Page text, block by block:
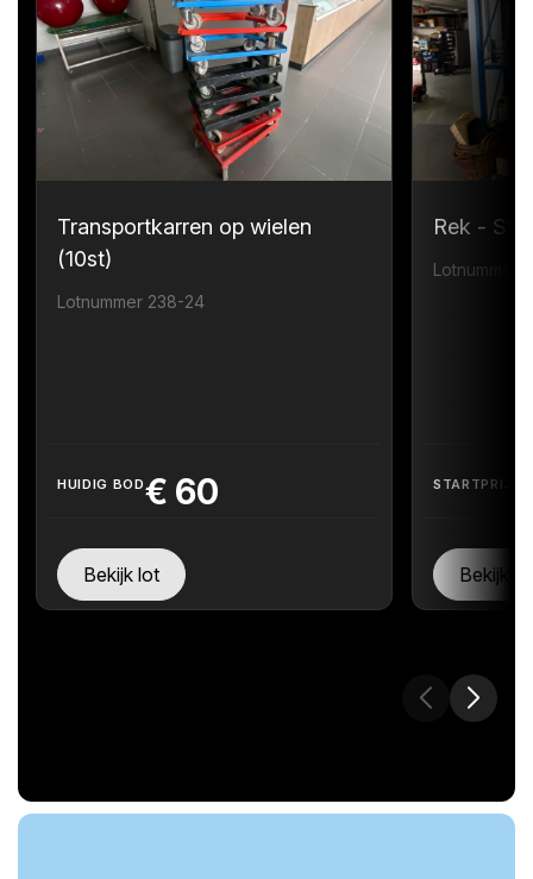
Transportkarren op wielen
(10st)
Lotnummer 238-24
HUIDIG BOD€ 60
Bekijk lot
Rek -
Lotnummer
STARTPRIJS
Bekijk